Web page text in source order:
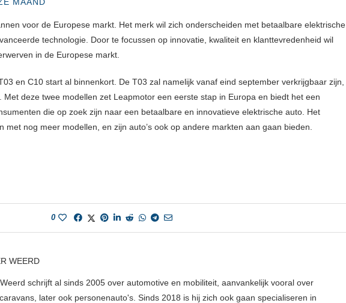
voor de Europese markt. Het merk wil zich onderscheiden met betaalbare elektrische
technologie. Door te focussen op innovatie, kwaliteit en klanttevredenheid wil
in de Europese markt.
en C10 start al binnenkort. De T03 zal namelijk vanaf eind september verkrijgbaar zijn,
Met deze twee modellen zet Leapmotor een eerste stap in Europa en biedt het een
die op zoek zijn naar een betaalbare en innovatieve elektrische auto. Het
met nog meer modellen, en zijn auto’s ook op andere markten aan gaan bieden.
0
WEERD
schrijft al sinds 2005 over automotive en mobiliteit, aanvankelijk vooral over
later ook personenauto's. Sinds 2018 is hij zich ook gaan specialiseren in